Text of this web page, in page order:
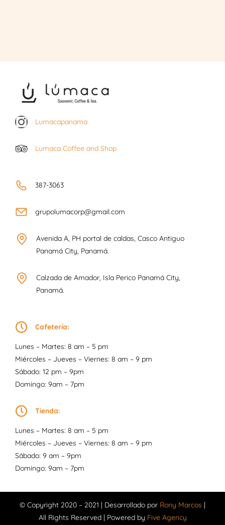
Lumacapanama
Lumaca Coffee and Shop
387-3063
grupolumacorp@gmail.com
Avenida A, PH portal de caldas, Casco Antiguo
Panamá City, Panamá.
Calzada de Amador, Isla Perico Panamá City,
Panamá.
Cafetería:
Lunes – Martes: 8 am – 5 pm
Miércoles – Jueves – Viernes: 8 am – 9 pm
Sábado: 12 pm – 9pm
Domingo: 9am – 7pm
Tienda:
Lunes – Martes: 8 am – 5 pm
Miércoles – Jueves – Viernes: 8 am – 9 pm
Sábado: 9 am – 9pm
Domingo: 9am – 7pm
© Copyright 2020 – 2021 | Desarrollado por Rony Marcos |
All Rights Reserved | Powered by Five Agency